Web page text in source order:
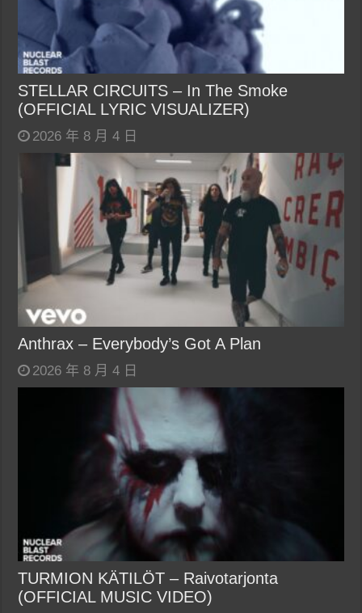
STELLAR CIRCUITS – In The Smoke
(OFFICIAL LYRIC VISUALIZER)
2026 年 8 月 4 日
Anthrax – Everybody’s Got A Plan
2026 年 8 月 4 日
TURMION KÄTILÖT – Raivotarjonta
(OFFICIAL MUSIC VIDEO)